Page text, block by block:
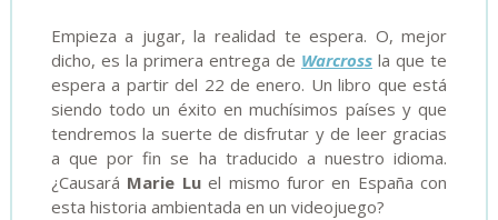
Empieza a jugar, la realidad te espera. O, mejor
dicho, es la primera entrega de Warcross la que te
espera a partir del 22 de enero. Un libro que está
siendo todo un éxito en muchísimos países y que
tendremos la suerte de disfrutar y de leer gracias
a que por fin se ha traducido a nuestro idioma.
¿Causará Marie Luel mismo furor en España con
esta historia ambientada en un videojuego?